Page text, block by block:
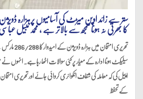
ستر سے زائد اوپن میڑٹ کی آسامیوں پرہزارہ
کا بھرتی نہ ہونا سمجھ سے بالاتر ہے ، محمد نبیل
تحریری
سیلیکٹ ہونا ادارہ کے معیار پر کئی سوالات اٹھا رہا ہے۔ انہوں
اپیل کی کہ معاملہ کی شفاف انکوائری کروائی جائے اور تحریری
کے تحفظ